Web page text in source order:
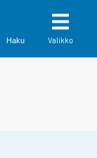
Haku Valikko